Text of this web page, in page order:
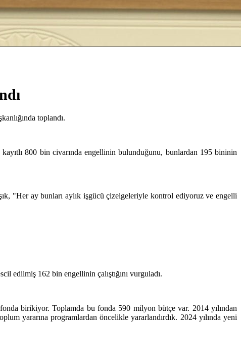
toplandı.
800 bin civarında engellinin bulunduğunu, bunlardan 195 bininin
"Her ay bunları aylık işgücü çizelgeleriyle kontrol ediyoruz ve engelli
edilmiş 162 bin engellinin çalıştığını vurguladı.
birikiyor. Toplamda bu fonda 590 milyon bütçe var. 2014 yılından
yararına programlardan öncelikle yararlandırdık. 2024 yılında yeni